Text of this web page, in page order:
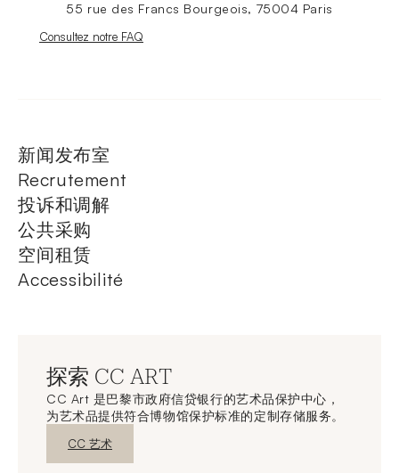
55 rue des Francs Bourgeois, 75004 Paris
Nouvelle fenêtre
Consultez notre FAQ
新闻发布室
Recrutement
投诉和调解
公共采购
空间租赁
Accessibilité
探索 CC ART
CC Art 是巴黎市政府信贷银行的艺术品保护中心，
为艺术品提供符合博物馆保护标准的定制存储服务。
新窗口发现
CC 艺术